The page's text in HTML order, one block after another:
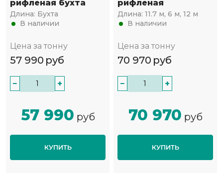
рифленая бухта
Длина: Бухта
В наличии
Цена за тонну
57 990 руб
− +
57 990 руб
КУПИТЬ
рифленая
Длина: 11.7 м, 6 м, 12 м
В наличии
Цена за тонну
70 970 руб
− +
70 970 руб
КУПИТЬ